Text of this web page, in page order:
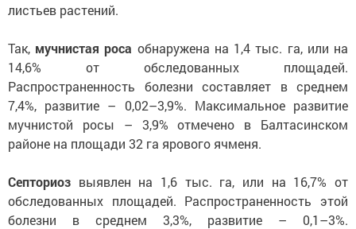
листьев растений.
Так, мучнистая роса обнаружена на 1,4 тыс. га, или на
14,6% от обследованных площадей.
Распространенность болезни составляет в среднем
7,4%, развитие – 0,02–3,9%. Максимальное развитие
мучнистой росы – 3,9% отмечено в Балтасинском
районе на площади 32 га ярового ячменя.
Септориоз выявлен на 1,6 тыс. га, или на 16,7% от
обследованных площадей. Распространенность этой
болезни в среднем 3,3%, развитие – 0,1–3%.